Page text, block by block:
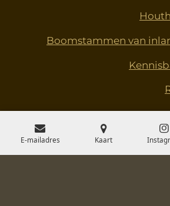
Boomstammen van
E-mailadres Kaart